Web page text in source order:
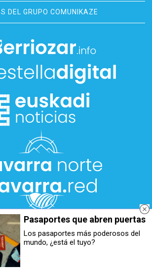
DEL GRUPO COMUNIKAZE
para el
Pasaportes que abren puertas
Los pasaportes más poderosos del
mundo, ¿está el tuyo?